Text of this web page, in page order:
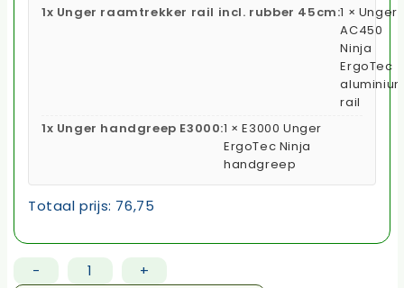
1x Unger raamtrekker rail incl. rubber 45cm:1 × Unger
AC450
Ninja
ErgoTec
rail
1x Unger handgreep E3000:1 × E3000 Unger
ErgoTec Ninja
handgreep
Totaal prijs: 76,75
- +